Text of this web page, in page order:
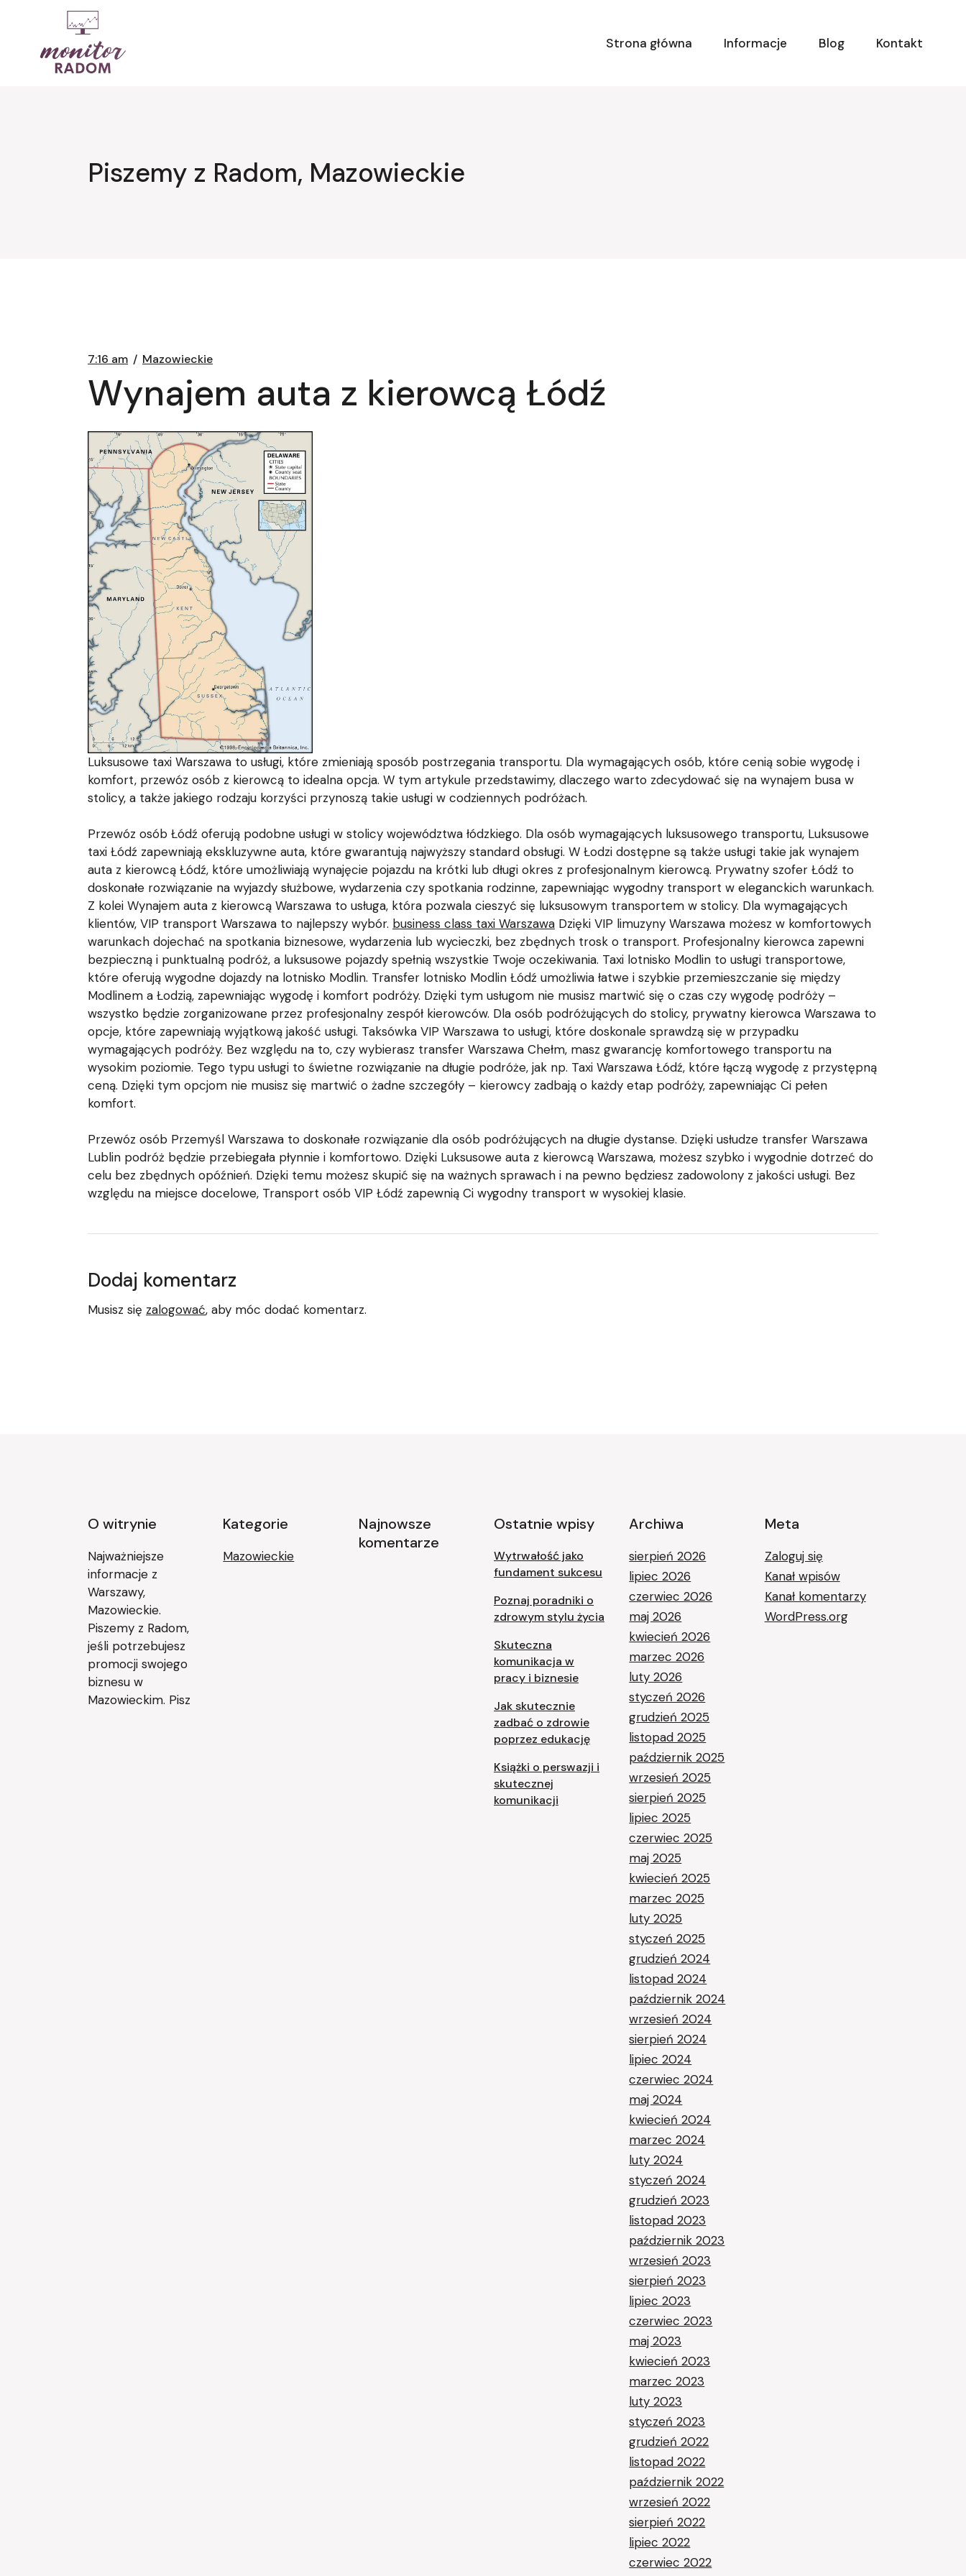
Strona główna
Informacje Blog Kontakt
Piszemy z Radom, Mazowieckie
7:16 am Mazowieckie
Wynajem auta z kierowcą Łódź
Luksusowe taxi Warszawa to usługi, które zmieniają sposób postrzegania transportu. Dla wymagających osób, które cenią sobie wygodę i
komfort, przewóz osób z kierowcą to idealna opcja. W tym artykule przedstawimy, dlaczego warto zdecydować się na wynajem busa w
stolicy, a także jakiego rodzaju korzyści przynoszą takie usługi w codziennych podróżach.
Przewóz osób Łódź oferują podobne usługi w stolicy województwa łódzkiego. Dla osób wymagających luksusowego transportu, Luksusowe
taxi Łódź zapewniają ekskluzywne auta, które gwarantują najwyższy standard obsługi. W Łodzi dostępne są także usługi takie jak wynajem
auta z kierowcą Łódź, które umożliwiają wynajęcie pojazdu na krótki lub długi okres z profesjonalnym kierowcą. Prywatny szofer Łódź to
doskonałe rozwiązanie na wyjazdy służbowe, wydarzenia czy spotkania rodzinne, zapewniając wygodny transport w eleganckich warunkach.
Z kolei Wynajem auta z kierowcą Warszawa to usługa, która pozwala cieszyć się luksusowym transportem w stolicy. Dla wymagających
klientów, VIP transport Warszawa to najlepszy wybór. business class taxi Warszawa Dzięki VIP limuzyny Warszawa możesz w komfortowych
warunkach dojechać na spotkania biznesowe, wydarzenia lub wycieczki, bez zbędnych trosk o transport. Profesjonalny kierowca zapewni
bezpieczną i punktualną podróż, a luksusowe pojazdy spełnią wszystkie Twoje oczekiwania. Taxi lotnisko Modlin to usługi transportowe,
które oferują wygodne dojazdy na lotnisko Modlin. Transfer lotnisko Modlin Łódź umożliwia łatwe i szybkie przemieszczanie się między
Modlinem a Łodzią, zapewniając wygodę i komfort podróży. Dzięki tym usługom nie musisz martwić się o czas czy wygodę podróży –
wszystko będzie zorganizowane przez profesjonalny zespół kierowców. Dla osób podróżujących do stolicy, prywatny kierowca Warszawa to
opcje, które zapewniają wyjątkową jakość usługi. Taksówka VIP Warszawa to usługi, które doskonale sprawdzą się w przypadku
wymagających podróży. Bez względu na to, czy wybierasz transfer Warszawa Chełm, masz gwarancję komfortowego transportu na
wysokim poziomie. Tego typu usługi to świetne rozwiązanie na długie podróże, jak np. Taxi Warszawa Łódź, które łączą wygodę z przystępną
ceną. Dzięki tym opcjom nie musisz się martwić o żadne szczegóły – kierowcy zadbają o każdy etap podróży, zapewniając Ci pełen
komfort.
Przewóz osób Przemyśl Warszawa to doskonałe rozwiązanie dla osób podróżujących na długie dystanse. Dzięki usłudze transfer Warszawa
Lublin podróż będzie przebiegała płynnie i komfortowo. Dzięki Luksusowe auta z kierowcą Warszawa, możesz szybko i wygodnie dotrzeć do
celu bez zbędnych opóźnień. Dzięki temu możesz skupić się na ważnych sprawach i na pewno będziesz zadowolony z jakości usługi. Bez
względu na miejsce docelowe, Transport osób VIP Łódź zapewnią Ci wygodny transport w wysokiej klasie.
Dodaj komentarz
Musisz się zalogować, aby móc dodać komentarz.
O witrynie
Najważniejsze
informacje z
Warszawy,
Mazowieckie.
Piszemy z Radom,
jeśli potrzebujesz
promocji swojego
biznesu w
Mazowieckim. Pisz
Kategorie
Mazowieckie
Najnowsze
komentarze
Ostatnie wpisy
Wytrwałość jako
fundament sukcesu
Poznaj poradniki o
zdrowym stylu życia
Skuteczna
komunikacja w
pracy i biznesie
Jak skutecznie
zadbać o zdrowie
poprzez edukację
Książki o perswazji i
skutecznej
komunikacji
Archiwa
sierpień 2026
lipiec 2026
czerwiec 2026
maj 2026
kwiecień 2026
marzec 2026
luty 2026
styczeń 2026
grudzień 2025
listopad 2025
październik 2025
wrzesień 2025
sierpień 2025
lipiec 2025
czerwiec 2025
maj 2025
kwiecień 2025
marzec 2025
luty 2025
styczeń 2025
grudzień 2024
listopad 2024
październik 2024
wrzesień 2024
sierpień 2024
lipiec 2024
czerwiec 2024
maj 2024
kwiecień 2024
marzec 2024
luty 2024
styczeń 2024
grudzień 2023
listopad 2023
październik 2023
wrzesień 2023
sierpień 2023
lipiec 2023
czerwiec 2023
maj 2023
kwiecień 2023
marzec 2023
luty 2023
styczeń 2023
grudzień 2022
listopad 2022
październik 2022
wrzesień 2022
sierpień 2022
lipiec 2022
czerwiec 2022
Meta
Zaloguj się
Kanał wpisów
Kanał komentarzy
WordPress.org